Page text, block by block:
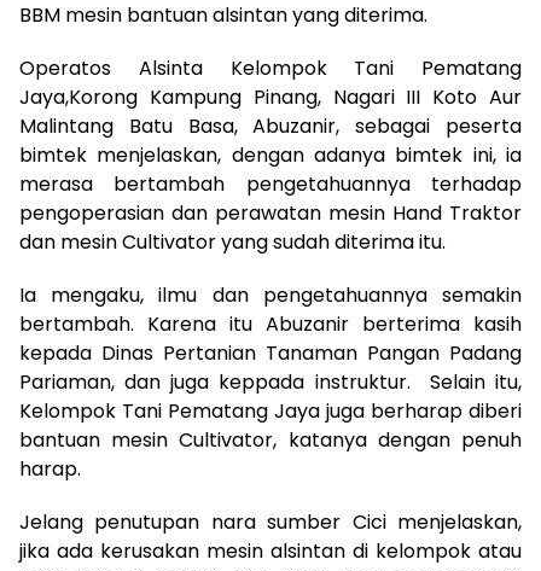
BBM mesin bantuan alsintan yang diterima.
Operatos Alsinta Kelompok Tani Pematang
Jaya,Korong Kampung Pinang, Nagari III Koto Aur
Malintang Batu Basa, Abuzanir, sebagai peserta
bimtek menjelaskan, dengan adanya bimtek ini, ia
merasa bertambah pengetahuannya terhadap
pengoperasian dan perawatan mesin Hand Traktor
dan mesin Cultivator yang sudah diterima itu.
Ia mengaku, ilmu dan pengetahuannya semakin
bertambah. Karena itu Abuzanir berterima kasih
kepada Dinas Pertanian Tanaman Pangan Padang
Pariaman, dan juga keppada instruktur. Selain itu,
Kelompok Tani Pematang Jaya juga berharap diberi
bantuan mesin Cultivator, katanya dengan penuh
harap.
Jelang penutupan nara sumber Cici menjelaskan,
jika ada kerusakan mesin alsintan di kelompok atau